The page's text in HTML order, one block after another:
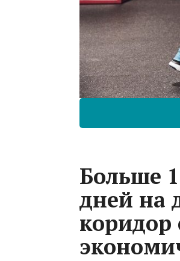
Больше
дней на
коридор